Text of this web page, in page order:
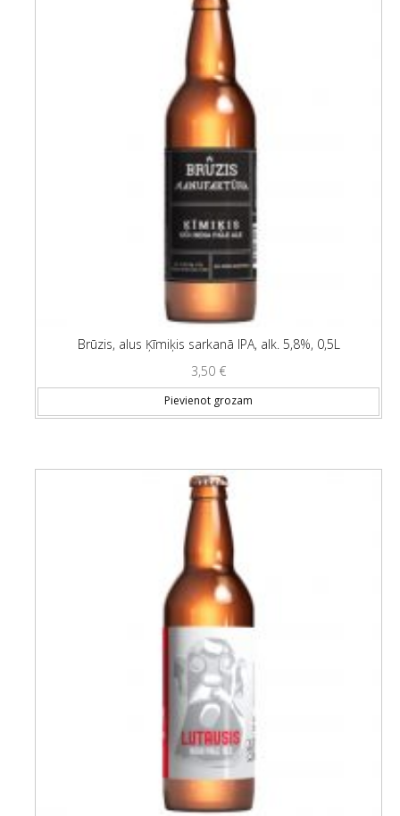
Brūzis, alus Ķīmiķis sarkanā IPA, alk. 5,8%, 0,5L
3,50 €
Pievienot grozam